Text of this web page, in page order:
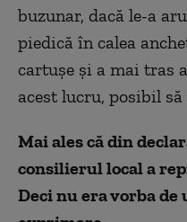
buzunar, dacă le-a
piedică în calea
cartușe și a mai tras
acest lucru, posibil
Mai ales că din
consilierul local a
Deci nu era vorba